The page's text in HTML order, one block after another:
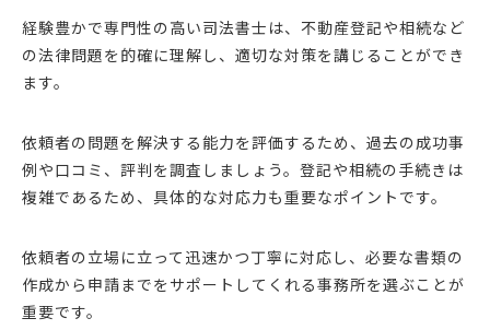
経験豊かで専門性の高い司法書士は、不動産登記や相続など
の法律問題を的確に理解し、適切な対策を講じることができ
ます。
依頼者の問題を解決する能力を評価するため、過去の成功事
例や口コミ、評判を調査しましょう。登記や相続の手続きは
複雑であるため、具体的な対応力も重要なポイントです。
依頼者の立場に立って迅速かつ丁寧に対応し、必要な書類の
作成から申請までをサポートしてくれる事務所を選ぶことが
重要です。